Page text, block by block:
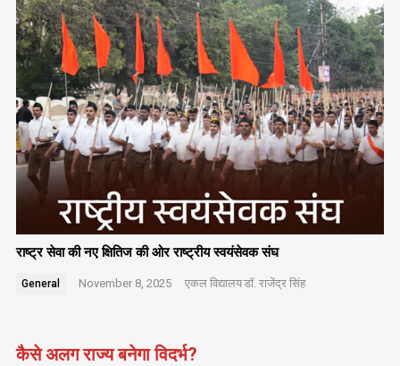
राष्ट्र सेवा की नए क्षितिज की ओर राष्ट्रीय स्वयंसेवक संघ
General November 8, 2025 एकल विद्यालयडॉ. राजेंद्र सिंह
कैसे अलग राज्य बनेगा विदर्भ?